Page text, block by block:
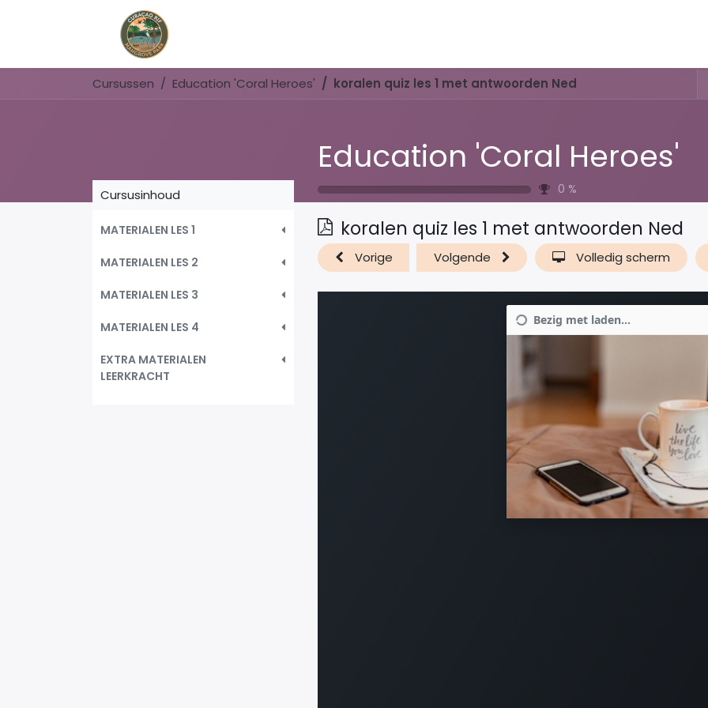
Cursussen Education 'Coral Heroes' koralen quiz les 1 met antwoorden Ned
Education 'Coral Heroes'
0 %
Cursusinhoud
MATERIALEN LES 1
MATERIALEN LES 2
MATERIALEN LES 3
MATERIALEN LES 4
EXTRA MATERIALEN
LEERKRACHT
koralen quiz les 1 met antwoorden Ned
Vorige Volgende Volledig scherm